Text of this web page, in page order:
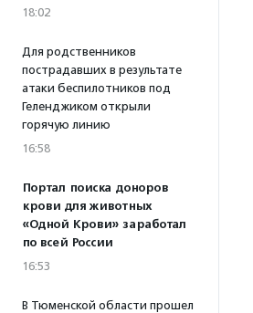
18:02
Для родственников
пострадавших в результате
атаки беспилотников под
Геленджиком открыли
горячую линию
16:58
Портал поиска доноров
крови для животных
«Одной Крови» заработал
по всей России
16:53
В Тюменской области прошел